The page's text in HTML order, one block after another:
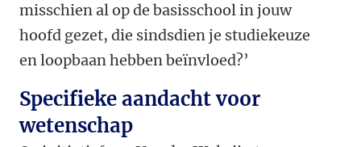
misschien al op de basisschool in jouw
hoofd gezet, die sindsdien je studiekeuze
en loopbaan hebben beïnvloed?’
Specifieke aandacht voor
wetenschap